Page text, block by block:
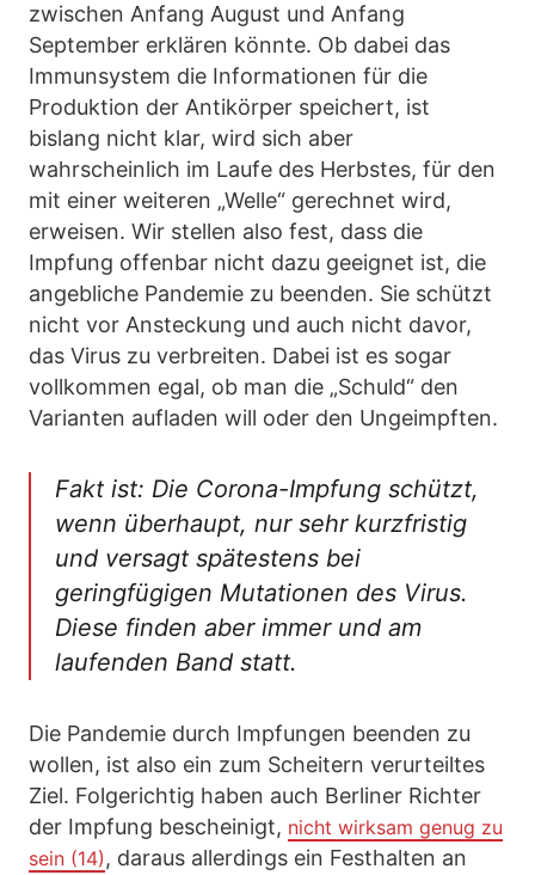
zwischen Anfang August und Anfang
September erklären könnte. Ob dabei das
Immunsystem die Informationen für die
Produktion der Antikörper speichert, ist
bislang nicht klar, wird sich aber
wahrscheinlich im Laufe des Herbstes, für den
mit einer weiteren „Welle“ gerechnet wird,
erweisen. Wir stellen also fest, dass die
Impfung offenbar nicht dazu geeignet ist, die
angebliche Pandemie zu beenden. Sie schützt
nicht vor Ansteckung und auch nicht davor,
das Virus zu verbreiten. Dabei ist es sogar
vollkommen egal, ob man die „Schuld“ den
Varianten aufladen will oder den Ungeimpften.
Fakt ist: Die Corona-Impfung schützt,
wenn überhaupt, nur sehr kurzfristig
und versagt spätestens bei
geringfügigen Mutationen des Virus.
Diese finden aber immer und am
laufenden Band statt.
Die Pandemie durch Impfungen beenden zu
wollen, ist also ein zum Scheitern verurteiltes
Ziel. Folgerichtig haben auch Berliner Richter
der Impfung bescheinigt, nicht wirksam genug zu
sein (14) , daraus allerdings ein Festhalten an